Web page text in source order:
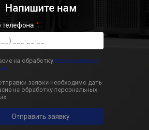
Напишите нам
телефона
на обработку персональных
заявки необходимо дать
на обработку персональных
Отправить заявку